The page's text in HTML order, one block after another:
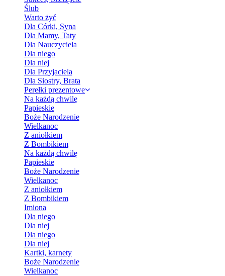
Ślub
Warto żyć
Dla Córki, Syna
Dla Mamy, Taty
Dla Nauczyciela
Dla niego
Dla niej
Dla Przyjaciela
Dla Siostry, Brata
Perełki prezentowe
Na każdą chwilę
Papieskie
Boże Narodzenie
Wielkanoc
Z aniołkiem
Z Bombikiem
Na każdą chwilę
Papieskie
Boże Narodzenie
Wielkanoc
Z aniołkiem
Z Bombikiem
Imiona
Dla niego
Dla niej
Dla niego
Dla niej
Kartki, karnety
Boże Narodzenie
Wielkanoc